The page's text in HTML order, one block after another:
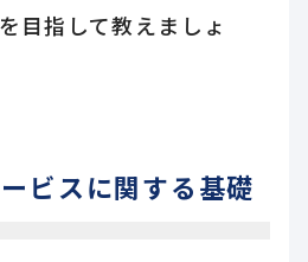
目指して教えましょ
ビスに関する基礎